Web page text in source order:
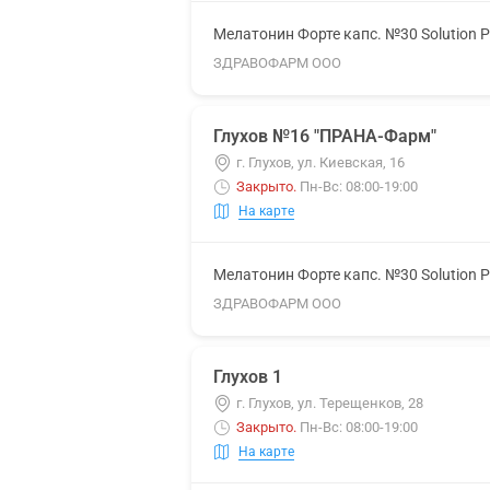
Мелатонин Форте капс. №30 Solution
ЗДРАВОФАРМ ООО
Глухов №16 "ПРАНА-Фарм"
г. Глухов, ул. Киевская, 16
Закрыто. Пн-Вс: 08:00-19:00
На карте
Мелатонин Форте капс. №30 Solution
ЗДРАВОФАРМ ООО
Глухов 1
г. Глухов, ул. Терещенков, 28
Закрыто. Пн-Вс: 08:00-19:00
На карте